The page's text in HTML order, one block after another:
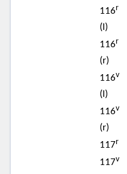
116r
(l)
116r
(r)
116v
(l)
116v
(r)
117r
117v